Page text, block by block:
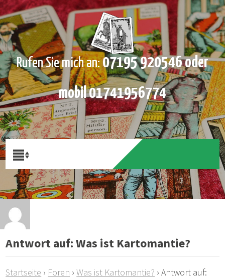
Rufen Sie mich an:07195 920546 oder
mobil 01741956774
Antwort auf: Was ist Kartomantie?
Startseite › Foren › Was ist Kartomantie? › Antwort auf: